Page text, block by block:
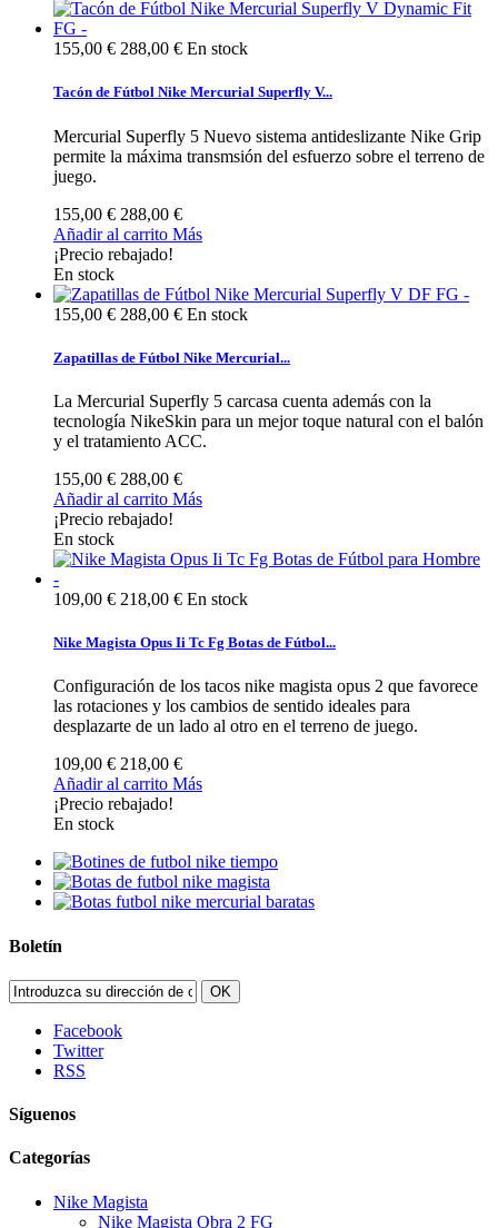
155,00 € 288,00 € En stock
Tacón de Fútbol Nike Mercurial Superfly V...
Mercurial Superfly 5 Nuevo sistema antideslizante Nike Grip
permite la máxima transmsión del esfuerzo sobre el terreno de
juego.
155,00 € 288,00 €
Añadir al carrito Más
¡Precio rebajado!
En stock
155,00 € 288,00 € En stock
Zapatillas de Fútbol Nike Mercurial...
La Mercurial Superfly 5 carcasa cuenta además con la
tecnología NikeSkin para un mejor toque natural con el balón
y el tratamiento ACC.
155,00 € 288,00 €
Añadir al carrito Más
¡Precio rebajado!
En stock
109,00 € 218,00 € En stock
Nike Magista Opus Ii Tc Fg Botas de Fútbol...
Configuración de los tacos nike magista opus 2 que favorece
las rotaciones y los cambios de sentido ideales para
desplazarte de un lado al otro en el terreno de juego.
109,00 € 218,00 €
Añadir al carrito Más
¡Precio rebajado!
En stock
Boletín
OK
Facebook
Twitter
RSS
Síguenos
Categorías
Nike Magista
Nike Magista Obra 2 FG